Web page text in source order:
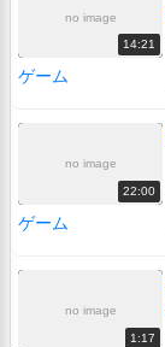
no image
14:21
ゲーム
no image
22:00
ゲーム
no image
1:17